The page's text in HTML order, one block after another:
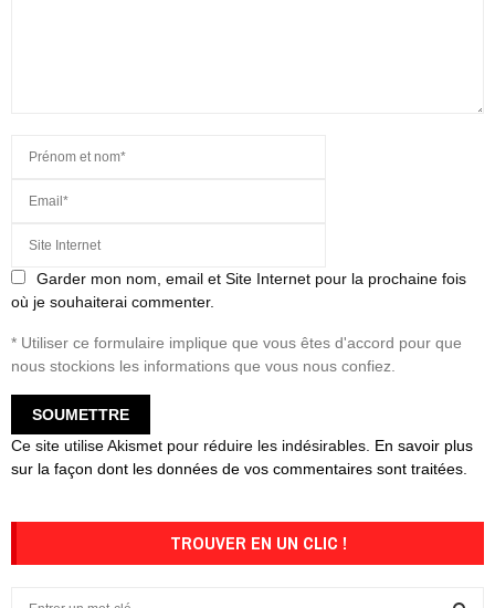
Garder mon nom, email et Site Internet pour la prochaine fois
où je souhaiterai commenter.
* Utiliser ce formulaire implique que vous êtes d'accord pour que
nous stockions les informations que vous nous confiez.
Ce site utilise Akismet pour réduire les indésirables. En savoir plus
sur la façon dont les données de vos commentaires sont traitées
TROUVER EN UN CLIC !